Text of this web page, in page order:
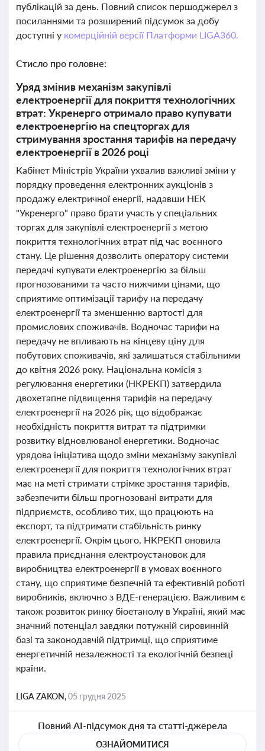
публікацій за день. Повний список першоджерел з
посиланнями та розширений підсумок за добу
доступні у комерційній версії Платформи LIGA360.
Стисло про головне:
Уряд змінив механізм закупівлі
електроенергії для покриття технологічних
втрат: Укренерго отримало право купувати
електроенергію на спецторгах для
стримування зростання тарифів на передачу
електроенергії в 2026 році
Кабінет Міністрів України ухвалив важливі зміни у
порядку проведення електронних аукціонів з
продажу електричної енергії, надавши НЕК
"Укренерго" право брати участь у спеціальних
торгах для закупівлі електроенергії з метою
покриття технологічних втрат під час воєнного
стану. Це рішення дозволить оператору системи
передачі купувати електроенергію за більш
прогнозованими та часто нижчими цінами, що
сприятиме оптимізації тарифу на передачу
електроенергії та зменшенню вартості для
промислових споживачів. Водночас тарифи на
передачу не впливають на кінцеву ціну для
побутових споживачів, які залишаться стабільними
до квітня 2026 року. Національна комісія з
регулювання енергетики (НКРЕКП) затвердила
двохетапне підвищення тарифів на передачу
електроенергії на 2026 рік, що відображає
необхідність покриття витрат та підтримки
розвитку відновлюваної енергетики. Водночас
урядова ініціатива щодо зміни механізму закупівлі
електроенергії для покриття технологічних втрат
має на меті стримати стрімке зростання тарифів,
забезпечити більш прогнозовані витрати для
підприємств, особливо тих, що працюють на
експорт, та підтримати стабільність ринку
електроенергії. Окрім цього, НКРЕКП оновила
правила приєднання електроустановок для
виробництва електроенергії в умовах воєнного
стану, що сприятиме безпечній та ефективній роботі
виробників, включно з ВДЕ-генерацією. Важливим є
також розвиток ринку біоетанолу в Україні, який має
значний потенціал завдяки потужній сировинній
базі та законодавчій підтримці, що сприятиме
енергетичній незалежності та екологічній безпеці
країни.
LIGA ZAKON,05 грудня 2025
Повний AI-підсумок дня та статті-джерела
ОЗНАЙОМИТИСЯ